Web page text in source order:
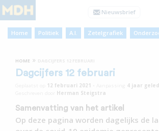
Home Politiek A.I. Zetelgrafiek
HOME »
Dagcijfers 12 februari
12 februari 2021 4 jaar
Herman Steigstra
Samenvatting van het artikel
Op deze pagina worden dagelijks de